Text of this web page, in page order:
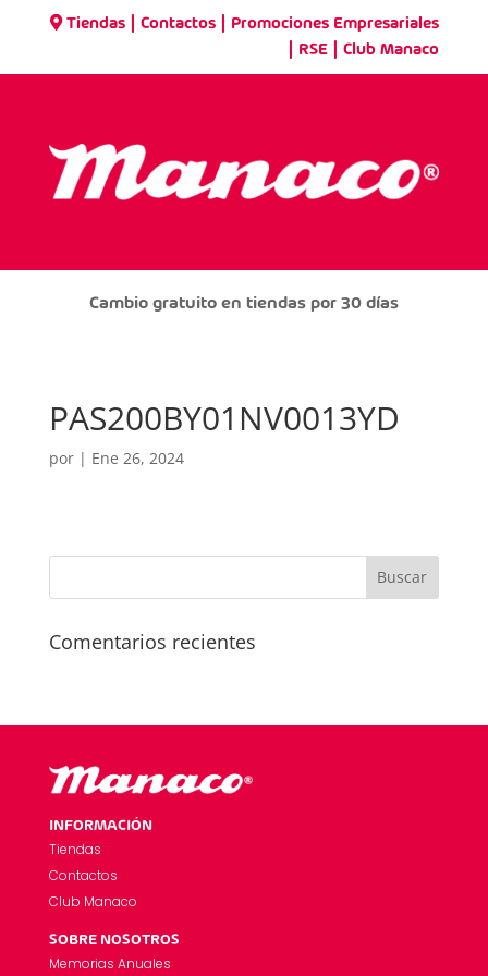
Tiendas |Contactos Promociones Empresariales
RSE |Club Manaco
Cambio gratuito en tiendas por 30 días
PAS200BY01NV0013YD
por | Ene 26, 2024
Comentarios recientes
INFORMACIÓN
Tiendas
Contactos
Club Manaco
SOBRE NOSOTROS
Memorias Anuales